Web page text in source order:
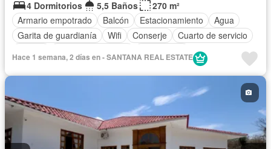
4 Dormitorios
5,5 Baños
270 m²
Armario empotrado
Balcón Estacionamiento
Agua
Garita de guardianía
Wifi Conserje
Cuarto de servicio
Seguridad
Hace 1 semana, 2 días en - SANTANA REAL ESTATE